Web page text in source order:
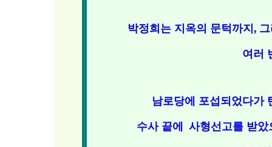
박정희는 지옥의 문턱까지,
여러
남로당에 포섭되었다가
수사 끝에 사형선고를 받